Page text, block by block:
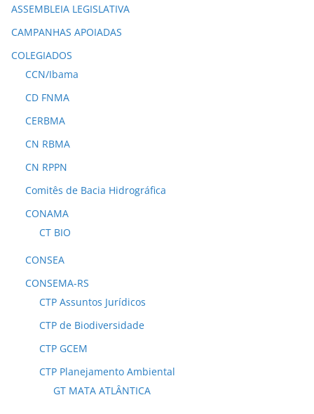
ASSEMBLEIA LEGISLATIVA
CAMPANHAS APOIADAS
COLEGIADOS
CCN/Ibama
CD FNMA
CERBMA
CN RBMA
CN RPPN
Comitês de Bacia Hidrográfica
CONAMA
CT BIO
CONSEA
CONSEMA-RS
CTP Assuntos Jurídicos
CTP de Biodiversidade
CTP GCEM
CTP Planejamento Ambiental
GT MATA ATLÂNTICA